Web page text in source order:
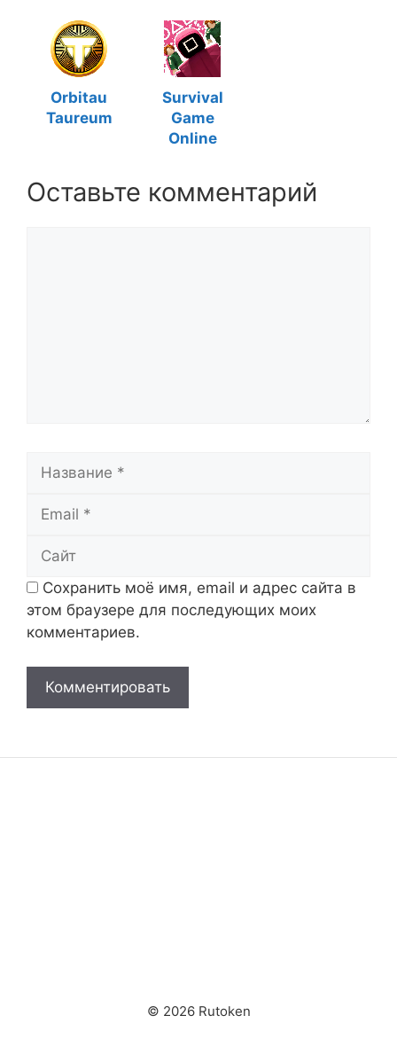
Orbitau
Taureum
Survival
Game
Online
Оставьте комментарий
Название
Email
Сайт
Сохранить моё имя, email и адрес сайта в
этом браузере для последующих моих
комментариев.
© 2026 Rutoken